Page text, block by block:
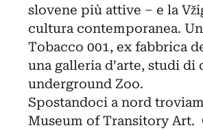
slovene più attive – e la
cultura contemporanea.
Tobacco 001, ex fabbrica
una galleria d’arte, studi
underground Zoo.
Spostandoci a nord
Museum of Transitory Art.